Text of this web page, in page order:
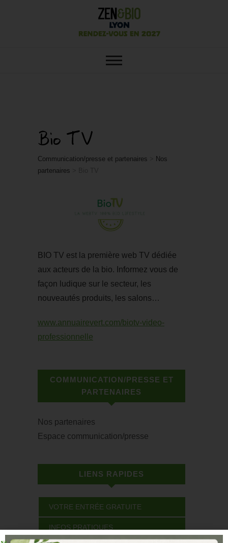
Salon Zen&Bio
SALON ÉCOLO, BIO, BIEN-ÊTRE
ET HABITAT SAIN
Bio TV
Communication/presse et partenaires
Nos
partenaires
BIO TV est la première web TV dédiée
aux acteurs de la bio. Informez vous de
façon ludique sur le secteur, les
nouveautés produits, les salons…
www.annuairevert.com/biotv-video-
professionnelle
COMMUNICATION/PRESSE ET
PARTENAIRES
Nos partenaires
Espace communication/presse
LIENS RAPIDES
VOTRE ENTRÉE GRATUITE
INFOS PRATIQUES